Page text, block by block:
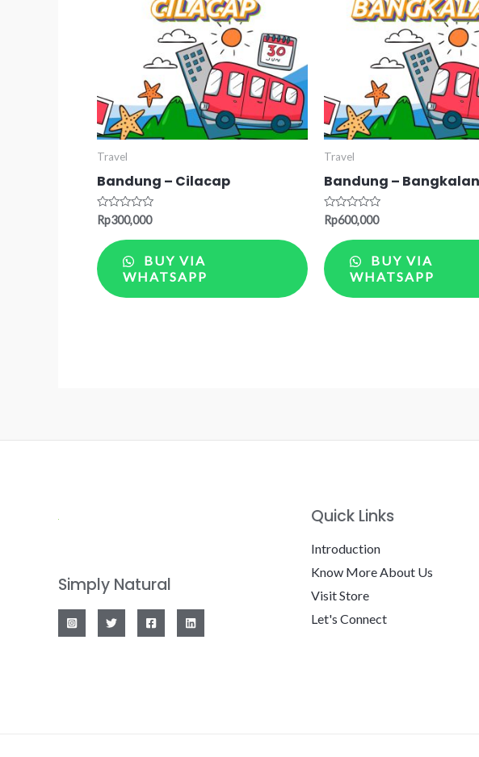
Travel
Bandung – Cilacap
Rated
of
5
Rp300,000
BUY VIA
WHATSAPP
Travel
Bandung – Bangkalan
Rated
of
5
Rp600,000
BUY VIA
WHATSAPP
Simply Natural
Quick Links
Introduction
Know More About Us
Visit Store
Let's Connect